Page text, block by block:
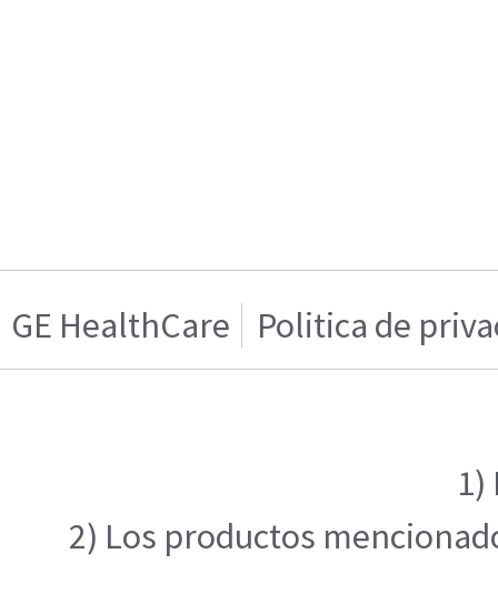
GE HealthCare Politica de
2) Los productos